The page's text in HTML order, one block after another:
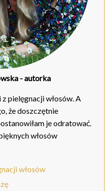
- autorka
pielęgnacji włosów. A
że doszczętnie
je odratować.
włosów
włosów